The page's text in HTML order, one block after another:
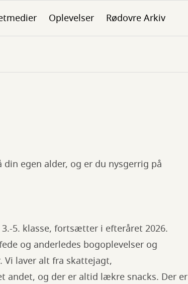
Oplevelser Rødovre Arkiv
egen alder, og er du nysgerrig på
5. klasse, fortsætter i efteråret 2026.
og anderledes bogoplevelser og
Vi laver alt fra skattejagt,
andet, og der er altid lækre snacks. Der er